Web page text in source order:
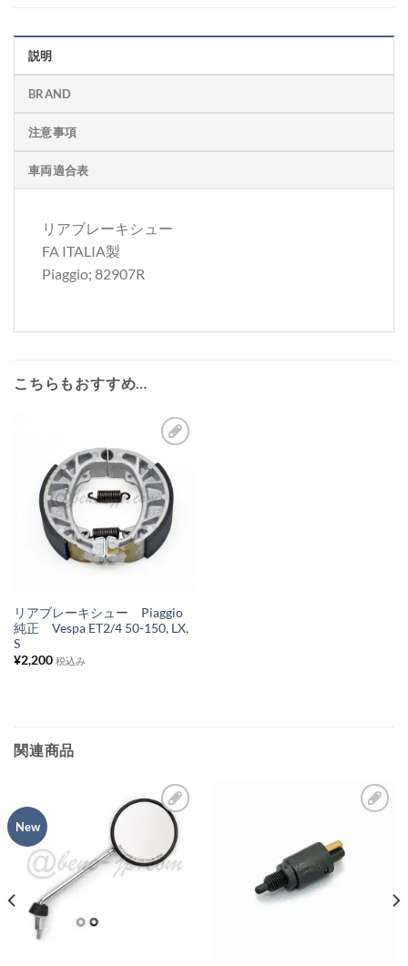
説明
BRAND
注意事項
車両適合表
リアブレーキシュー
FA ITALIA製
Piaggio; 82907R
こちらもおすすめ…
お
気
に
入
り
ト
リアブレーキシュー Piaggio
純正 Vespa ET2/4 50-150, LX,
S
¥2,200 税込み
関連商品
New
気